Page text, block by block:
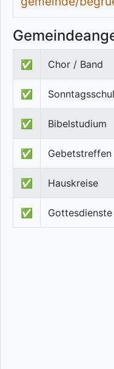
✅ Chor / Band
✅
✅ Bibelstudium
✅ Gebetstreffen
✅ Hauskreise
✅ Gottesdienste